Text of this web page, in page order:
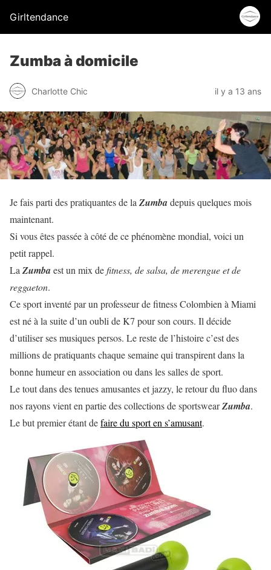
Girltendance
Zumba à domicile
Charlotte Chic il y a 13 ans
Je fais parti des pratiquantes de la Zumbadepuis quelques mois
maintenant.
Si vous êtes passée à côté de ce phénomène mondial, voici un
petit rappel.
La Zumbaest un mix defitness, de salsa, de merengue et de
reggaeton.
Ce sport inventé par un professeur de fitness Colombien à Miami
est né à la suite d’un oubli de K7 pour son cours. Il décide
d’utiliser ses musiques persos. Le reste de l’histoire c’est des
millions de pratiquants chaque semaine qui transpirent dans la
bonne humeur en association ou dans les salles de sport.
Le tout dans des tenues amusantes et jazzy, le retour du fluo dans
nos rayons vient en partie des collections de sportswearZumba.
Le but premier étant defaire du sport en s’amusant.